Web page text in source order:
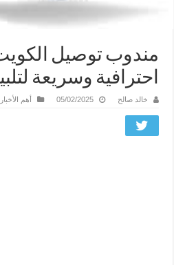
احترافية وسريعة
خالد صالح 05/02/2025 أهم الأخبار